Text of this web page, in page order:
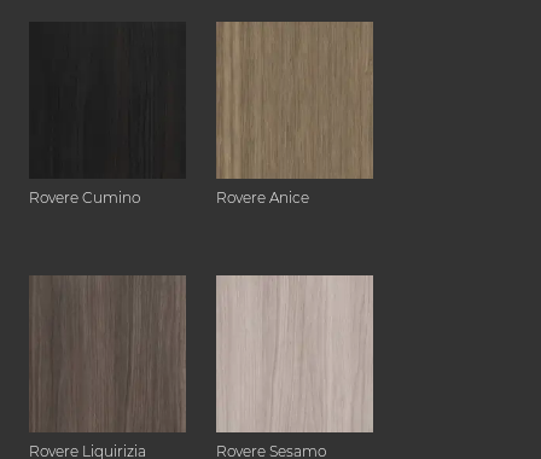
Rovere Cumino Rovere Anice
Rovere Liquirizia Rovere Sesamo